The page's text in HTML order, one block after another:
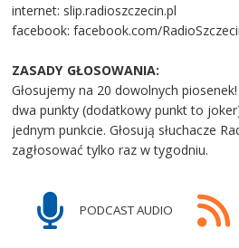
internet: slip.radioszczecin.pl
facebook: facebook.com/
ZASADY GŁOSOWANIA:
Głosujemy na 20 dowolnych
dwa punkty (dodatkowy punkt to
jednym punkcie. Głosują słuchacze
zagłosować tylko raz w tygodniu.
PODCAST AUDIO